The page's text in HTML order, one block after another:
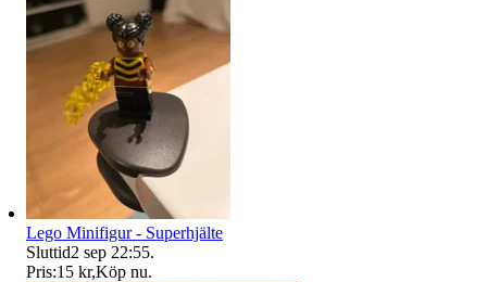
Lego Minifigur - Superhjälte
Sluttid2 sep 22:55.
Pris:15 kr,Köp nu.